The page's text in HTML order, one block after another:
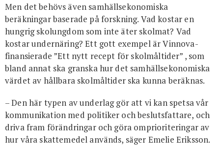
Men det behövs även samhällsekonomiska
beräkningar baserade på forskning. Vad kostar en
hungrig skolungdom som inte äter skolmat? Vad
kostar undernäring? Ett gott exempel är Vinnova-
finansierade ”Ett nytt recept för skolmåltider” , som
bland annat ska granska hur det samhällsekonomiska
värdet av hållbara skolmåltider ska kunna beräknas.
– Den här typen av underlag gör att vi kan spetsa vår
kommunikation med politiker och beslutsfattare, och
driva fram förändringar och göra omprioriteringar av
hur våra skattemedel används, säger Emelie Eriksson.